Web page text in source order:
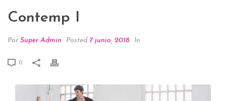
Contemp I
Por Super Admin Posted 7 junio, 2018 In
0